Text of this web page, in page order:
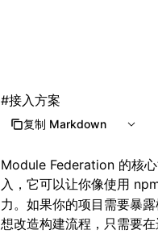
#接入方案
复制 Markdown
Module Federation 的核
入，它可以让你像使用
力。如果你的项目需要暴
想改造构建流程，只需要